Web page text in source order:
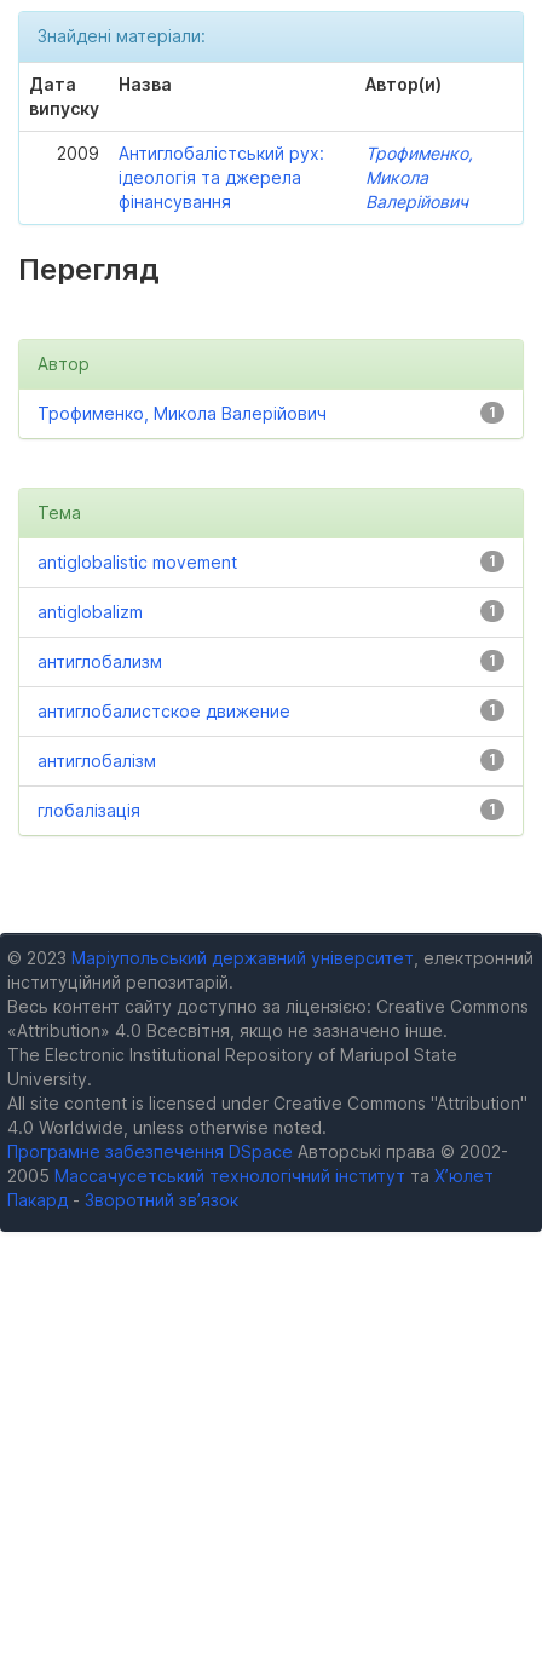
Знайдені матеріали:
Дата
випуску
Назва Автор(и)
2009
Антиглобалістський рух:
ідеологія та джерела
фінансування
Трофименко,
Микола
Валерійович
Перегляд
Автор
1
Трофименко, Микола Валерійович
Тема
1
antiglobalistic movement
1
antiglobalizm
1
антиглобализм
1
антиглобалистское движение
1
антиглобалізм
1
глобалізація
© 2023 Маріупольський державний університет , електронний
інституційний репозитарій.
Весь контент сайту доступно за ліцензією: Creative Commons
«Attribution» 4.0 Всесвітня, якщо не зазначено інше.
The Electronic Institutional Repository of Mariupol State
University.
All site content is licensed under Creative Commons "Attribution"
4.0 Worldwide, unless otherwise noted.
Програмне забезпечення DSpace Авторські права © 2002-
2005 Массачусетський технологічний інститут та Х’юлет
Пакард - Зворотний зв’язок